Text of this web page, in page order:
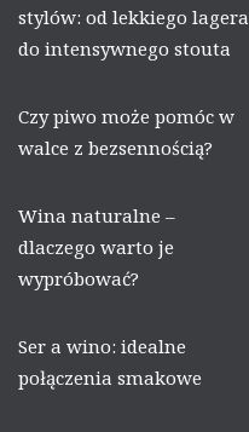
stylów: od lekkiego lagera
do intensywnego stouta
Czy piwo może pomóc w
walce z bezsennością?
Wina naturalne –
dlaczego warto je
wypróbować?
Ser a wino: idealne
połączenia smakowe